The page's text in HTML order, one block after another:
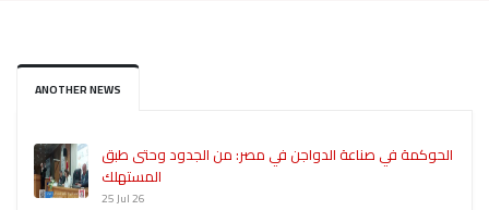
ANOTHER NEWS
الحوكمة في صناعة الدواجن في مصر: من الجدود وحتى طبق
المستهلك
25 Jul 26